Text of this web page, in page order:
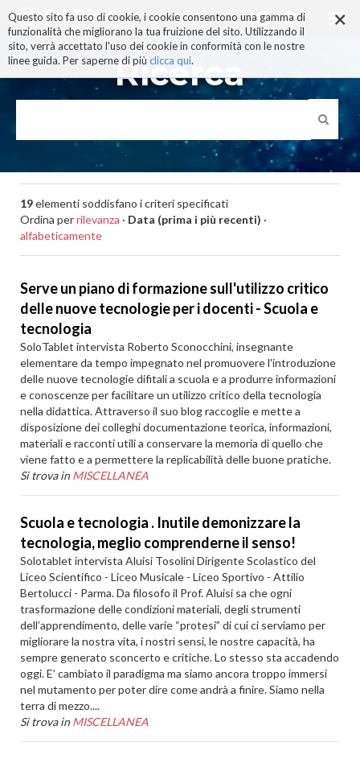
×
Questo sito fa uso di cookie, i cookie consentono una gamma di
funzionalità che migliorano la tua fruizione del sito. Utilizzando il
sito, verrà accettato l'uso dei cookie in conformità con le nostre
linee guida. Per saperne di più clicca qui.
ai
contenuti.
|
alla
navigazione
Ricerca
19elementi soddisfano i criteri specificati
Ordina perrilevanza · Data (prima i più recenti) ·
alfabeticamente
Serve un piano di formazione sull'utilizzo critico
delle nuove tecnologie per i docenti - Scuola e
tecnologia
SoloTablet intervista Roberto Sconocchini, insegnante
elementare da tempo impegnato nel promuovere l'introduzione
delle nuove tecnologie difitali a scuola e a produrre informazioni
e conoscenze per facilitare un utilizzo critico della tecnologia
nella didattica. Attraverso il suo blog raccoglie e mette a
disposizione dei colleghi documentazione teorica, informazioni,
materiali e racconti utili a conservare la memoria di quello che
viene fatto e a permettere la replicabilità delle buone pratiche.
Si trova in MISCELLANEA
Scuola e tecnologia . Inutile demonizzare la
tecnologia, meglio comprenderne il senso!
Solotablet intervista Aluisi Tosolini Dirigente Scolastico del
Liceo Scientifico - Liceo Musicale - Liceo Sportivo - Attilio
Bertolucci - Parma. Da filosofo il Prof. Aluisi sa che ogni
trasformazione delle condizioni materiali, degli strumenti
dell’apprendimento, delle varie “protesi” di cui ci serviamo per
migliorare la nostra vita, i nostri sensi, le nostre capacità, ha
sempre generato sconcerto e critiche. Lo stesso sta accadendo
oggi. E’ cambiato il paradigma ma siamo ancora troppo immersi
nel mutamento per poter dire come andrà a finire. Siamo nella
terra di mezzo....
Si trova in MISCELLANEA